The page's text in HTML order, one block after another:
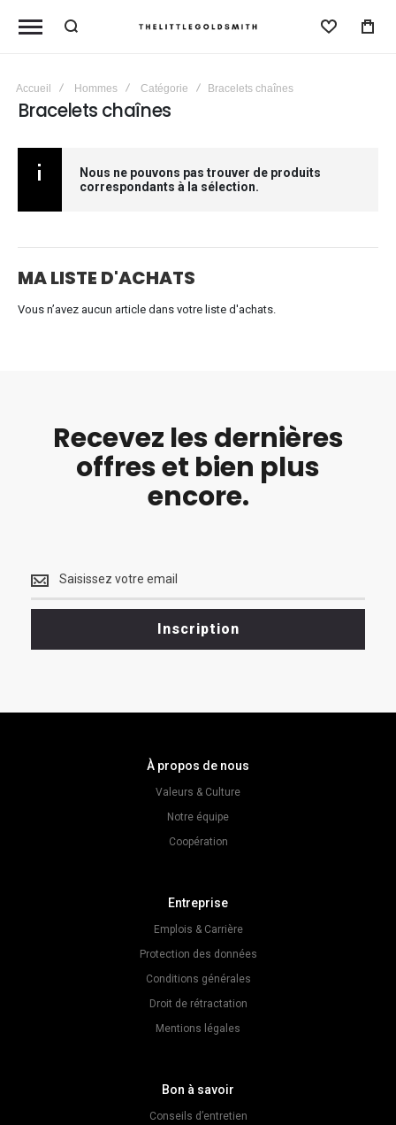
Liste
Accueil Hommes Catégorie Bracelets chaînes
Bracelets chaînes
Nous ne pouvons pas trouver de produits
correspondants à la sélection.
MA LISTE D'ACHATS
Vous n’avez aucun article dans votre liste d'achats.
Recevez les dernières
offres et bien plus
encore.
les
dernières
<br>
et
Inscription
À propos de nous
Valeurs & Culture
Notre équipe
Coopération
Entreprise
Emplois & Carrière
Protection des données
Conditions générales
Droit de rétractation
Mentions légales
Bon à savoir
Conseils d’entretien